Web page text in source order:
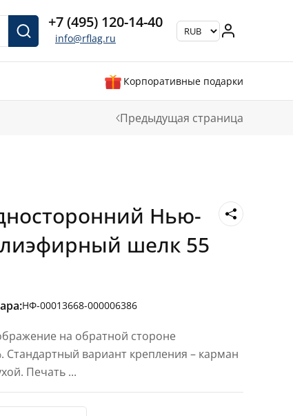
+7 (495) 120-14-40
info@rflag.ru
Корпоративные подарки
Предыдущая страница
Нью-
шелк 55
НФ-00013668-000006386
на обратной стороне
Стандартный вариант крепления – карман
Печать ...